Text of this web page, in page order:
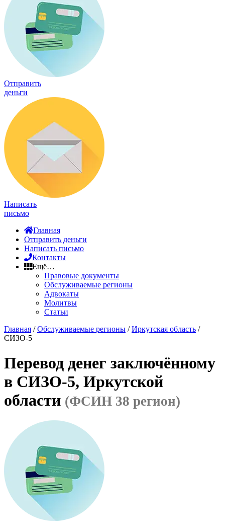
Отправить
деньги
Написать
письмо
Главная
Отправить деньги
Написать письмо
Контакты
Ещё…
Правовые документы
Обслуживаемые регионы
Адвокаты
Молитвы
Статьи
Главная /Обслуживаемые регионы /Иркутская область /
СИЗО-5
Перевод денег заключённому
в СИЗО-5, Иркутской
области (ФСИН 38 регион)